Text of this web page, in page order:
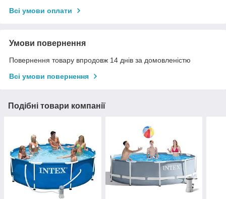
Всі умови оплати
Умови повернення
Повернення товару впродовж 14 днів за домовленістю
Всі умови повернення
Подібні товари компанії